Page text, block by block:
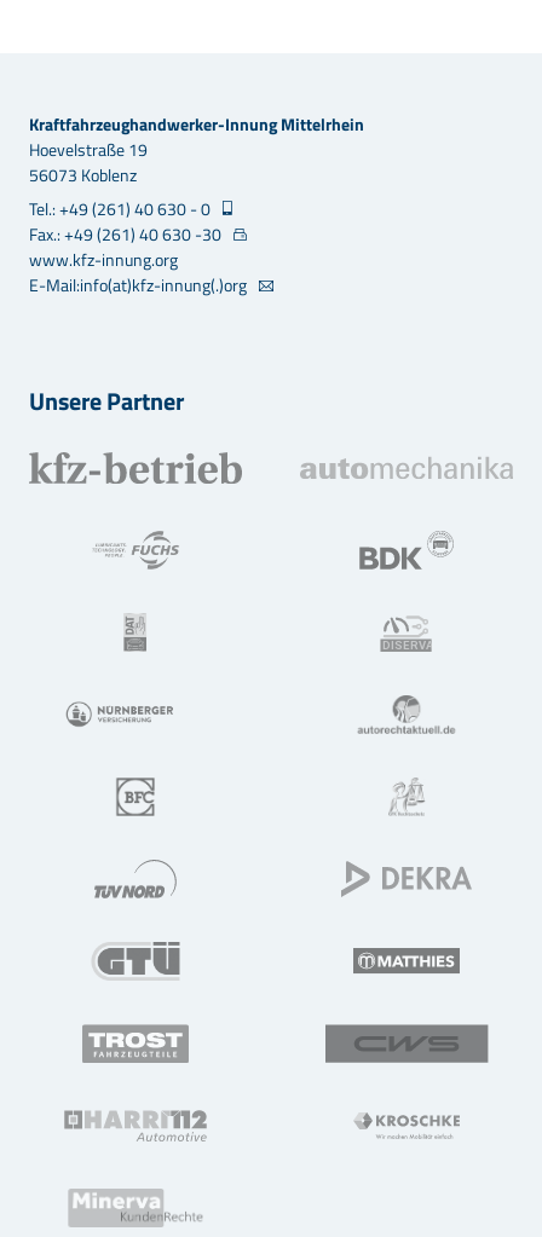
Kraftfahrzeughandwerker-Innung Mittelrhein
Hoevelstraße 19
56073 Koblenz
Tel.: +49 (261) 40 630 - 0
Fax.: +49 (261) 40 630 -30
www.kfz-innung.org
E-Mail:info(at)kfz-innung(.)org
Unsere Partner